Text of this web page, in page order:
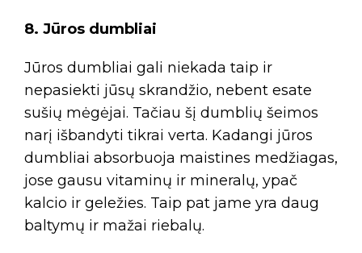
8. Jūros dumbliai
Jūros dumbliai gali niekada taip ir
nepasiekti jūsų skrandžio, nebent esate
sušių mėgėjai. Tačiau šį dumblių šeimos
narį išbandyti tikrai verta. Kadangi jūros
dumbliai absorbuoja maistines medžiagas,
jose gausu vitaminų ir mineralų, ypač
kalcio ir geležies. Taip pat jame yra daug
baltymų ir mažai riebalų.